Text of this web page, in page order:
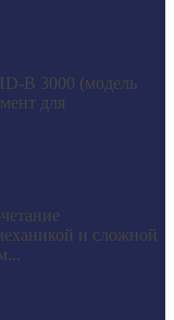
В 3000 (модель
для
и сложной